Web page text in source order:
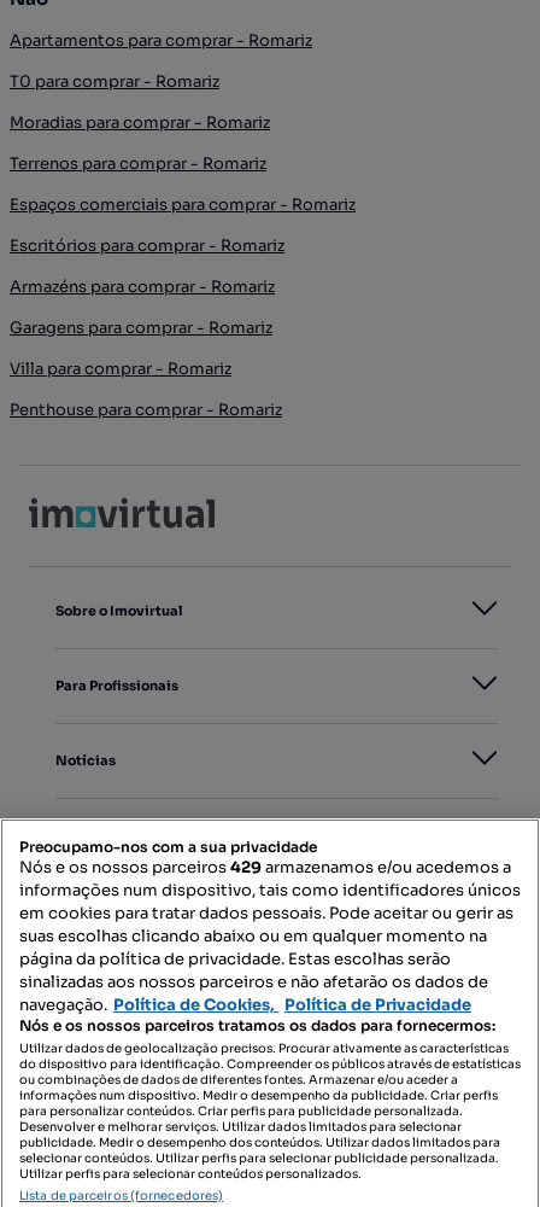
Apartamentos para comprar - Romariz
T0 para comprar - Romariz
Moradias para comprar - Romariz
Terrenos para comprar - Romariz
Espaços comerciais para comprar - Romariz
Escritórios para comprar - Romariz
Armazéns para comprar - Romariz
Garagens para comprar - Romariz
Villa para comprar - Romariz
Penthouse para comprar - Romariz
Sobre o Imovirtual
Para Profissionais
Notícias
Mapa do Site
Contacte-nos
SIGA-NOS:
DESCARREGAR NA:
Preocupamo-nos com a sua privacidade
Nós e os nossos parceiros429armazenamos e/ou acedemos a
informações num dispositivo, tais como identificadores únicos
em cookies para tratar dados pessoais. Pode aceitar ou gerir as
suas escolhas clicando abaixo ou em qualquer momento na
página da política de privacidade. Estas escolhas serão
sinalizadas aos nossos parceiros e não afetarão os dados de
navegação. Política de Cookies, Política de Privacidade
Nós e os nossos parceiros tratamos os dados para fornecermos:
Utilizar dados de geolocalização precisos. Procurar ativamente as características
do dispositivo para identificação. Compreender os públicos através de estatísticas
ou combinações de dados de diferentes fontes. Armazenar e/ou aceder a
informações num dispositivo. Medir o desempenho da publicidade. Criar perfis
para personalizar conteúdos. Criar perfis para publicidade personalizada.
Desenvolver e melhorar serviços. Utilizar dados limitados para selecionar
publicidade. Medir o desempenho dos conteúdos. Utilizar dados limitados para
selecionar conteúdos. Utilizar perfis para selecionar publicidade personalizada.
Utilizar perfis para selecionar conteúdos personalizados.
Lista de parceiros (fornecedores)